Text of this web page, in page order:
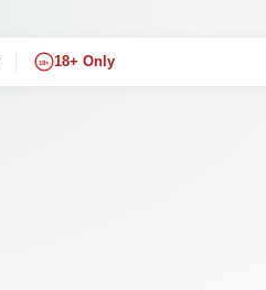
18+ 18+ Only